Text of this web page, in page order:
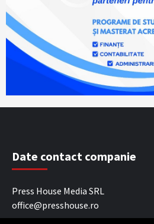
Date contact companie
Press House Media SRL
office@presshouse.ro